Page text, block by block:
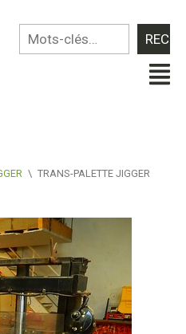
\ TRANS-PALETTE JIGGER